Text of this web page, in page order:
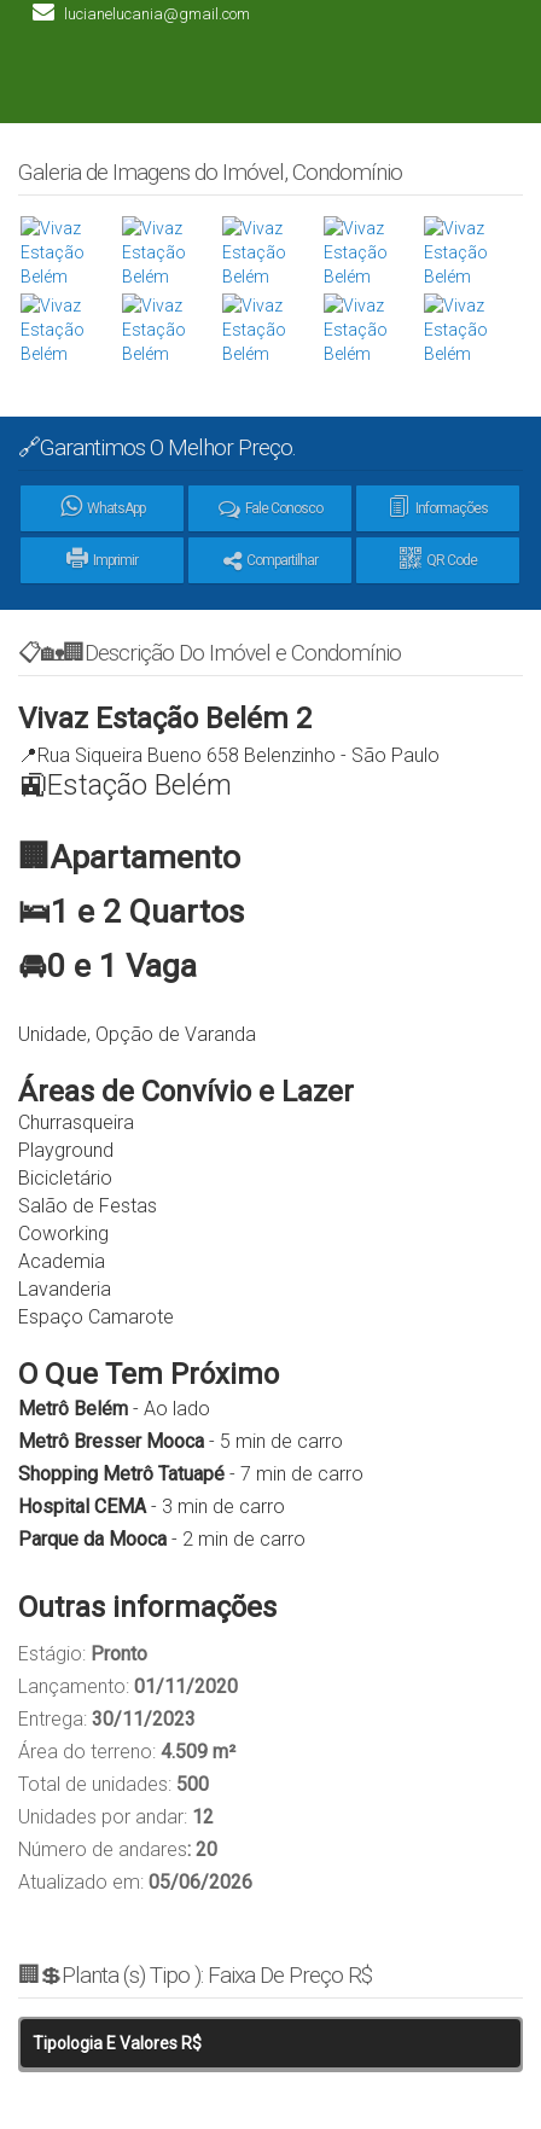
lucianelucania@gmail.com
Galeria de Imagens do Imóvel, Condomínio
🔗Garantimos O Melhor Preço.
WhatsApp Fale Conosco Informações
Imprimir Compartilhar QR Code
📋🏡🏢Descrição Do Imóvel e Condomínio
Vivaz Estação Belém 2
📍Rua Siqueira Bueno 658 Belenzinho - São Paulo
🚉Estação Belém
🏢Apartamento
🛌1 e 2 Quartos
🚘0 e 1 Vaga
Unidade, Opção de Varanda
Áreas de Convívio e Lazer
Churrasqueira
Playground
Bicicletário
Salão de Festas
Coworking
Academia
Lavanderia
Espaço Camarote
O Que Tem Próximo
Metrô Belém - Ao lado
Metrô Bresser Mooca - 5 min de carro
Shopping Metrô Tatuapé - 7 min de carro
Hospital CEMA - 3 min de carro
Parque da Mooca - 2 min de carro
Outras informações
Estágio: Pronto
Lançamento: 01/11/2020
Entrega: 30/11/2023
Área do terreno: 4.509 m²
Total de unidades: 500
Unidades por andar: 12
Número de andares: 20
Atualizado em: 05/06/2026
🏢💲Planta (s) Tipo ): Faixa De Preço R$
Tipologia E Valores R$